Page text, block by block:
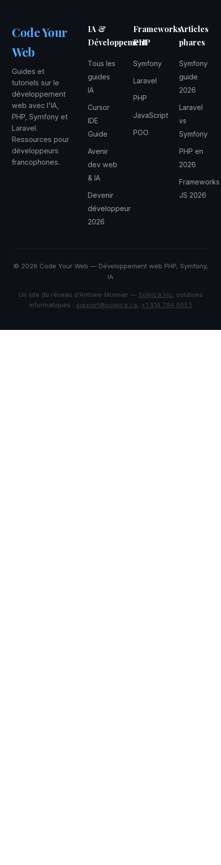
parfaitement valide. Le pragmatisme prime :
choisissez la complexité adaptée au problème à
résoudre.
Code Your
Web
Guides et
tutoriels sur le
développement
web avec l'IA,
PHP, Symfony et
Laravel.
Ressources pour
développeurs
francophones.
IA &
Développement
Tous les
guides
IA
Cursor
IDE
Guide
Avenir
dev web
& IA
Devenir
développeur
2026
Frameworks
PHP
Symfony
Laravel
PHP
JavaScript
POO
Articles
phares
Symfony
guide
2026
Laravel
vs
Symfony
PHP en
2026
Frameworks
JS 2026
© 2026 Code Your Web — Développement web PHP, Symfony,
IA
Un site du réseau d'Antoine Monnier — Soleica Inc, solutions
informatiques : support@soleica.ca, +1 514 794 5053